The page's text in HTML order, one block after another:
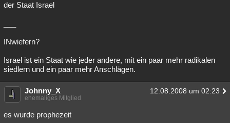
Besucht Teilgenommen
Lesenswert
der Staat Israel
INwiefern?
Israel ist ein Staat wie jeder andere, mit ein paar mehr radikalen
siedlern und ein paar mehr Anschlägen.
Johnny_X 12.08.2008 um 02:23
ehemaliges Mitglied
es wurde prophezeit